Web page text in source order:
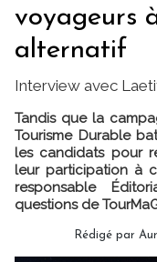
voyageurs
alternatif
Interview avec
Tandis que la
Tourisme Durable
les candidats pour
leur participation à
responsable
questions de
Rédigé par